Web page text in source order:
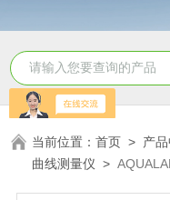
当前位置：首页 > 产
曲线测量仪 >